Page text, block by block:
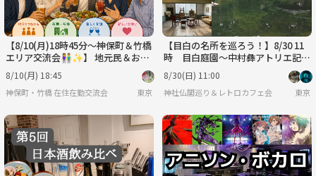
【8/10(月)18時45分～神保町＆竹橋
エリア交流会👫✨】 地元民＆お勤
め限定でご近所仲間を増やそう！
8/10(月) 18:45
神保町・竹橋 在住在勤交流会 東京
【目白の名所を巡ろう！】8/30 11
時 目白庭園～中村彝アトリエ記念
館～目白聖公会【常連参加費還元】
8/30(日) 11:00
神社仏閣巡り＆レトロカフェ会 東京